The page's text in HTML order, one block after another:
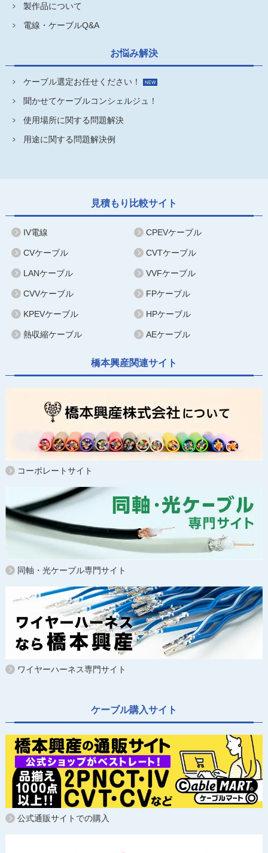
製作品について
電線・ケーブルQ&A
お悩み解決
ケーブル選定お任せください！
聞かせてケーブルコンシェルジュ！
使用場所に関する問題解決
用途に関する問題解決例
見積もり比較サイト
IV電線 CPEVケーブル
CVケーブル CVTケーブル
LANケーブル VVFケーブル
CVVケーブル FPケーブル
KPEVケーブル HPケーブル
熱収縮ケーブル AEケーブル
橋本興産関連サイト
コーポレートサイト
同軸・光ケーブル専門サイト
ワイヤーハーネス専門サイト
ケーブル購入サイト
公式通販サイトでの購入